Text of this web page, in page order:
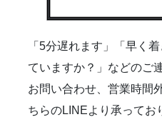
「5分遅れます」「早く
ていますか？」などのご
お問い合わせ、営業時間
ちらのLINEより承ってお